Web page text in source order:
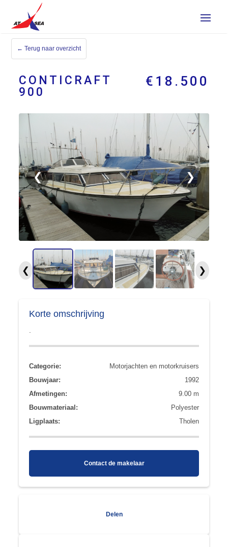
← Terug naar overzicht
CONTICRAFT
900
€18.500
❮ ❯
❮ ❯
Korte omschrijving
Categorie:
Motorjachten en motorkruisers
Bouwjaar:
1992
Afmetingen:
9.00 m
Bouwmateriaal:
Polyester
Ligplaats:
Tholen
Contact de makelaar
Delen